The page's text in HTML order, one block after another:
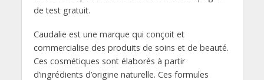
de test gratuit.
Caudalie est une marque qui conçoit et
commercialise des produits de soins et de beauté.
Ces cosmétiques sont élaborés à partir
d’ingrédients d’origine naturelle. Ces formules